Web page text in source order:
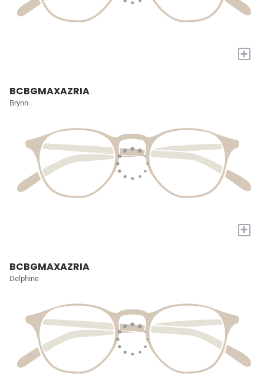
+
BCBGMAXAZRIA
Brynn
+
BCBGMAXAZRIA
Delphine